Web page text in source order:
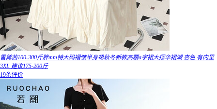
雷黛茜100-300斤胖mm特大码褶皱半身裙秋冬新款高腰a字裙大摆伞裙潮 杏色 有内里
3XL 建议175-200斤
19条评价